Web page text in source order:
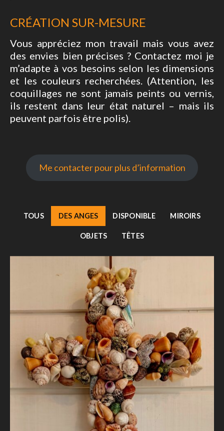
CRÉATION SUR-MESURE
Vous appréciez mon travail mais vous avez
des envies bien précises ? Contactez moi je
m’adapte à vos besoins selon les dimensions
et les couleurs recherchées. (Attention, les
coquillages ne sont jamais peints ou vernis,
ils restent dans leur état naturel – mais ils
peuvent parfois être polis).
Me contacter pour plus d’information
TOUS DES ANGES DISPONIBLE MIROIRS
OBJETS TÊTES